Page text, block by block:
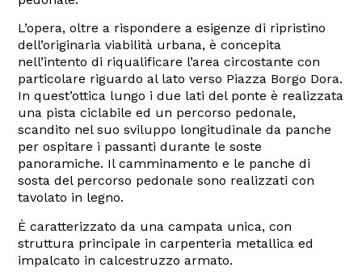
L’opera, oltre a rispondere a esigenze di ripristino
dell’originaria viabilità urbana, è concepita
nell’intento di riqualificare l’area circostante con
particolare riguardo al lato verso Piazza Borgo Dora.
In quest’ottica lungo i due lati del ponte è realizzata
una pista ciclabile ed un percorso pedonale,
scandito nel suo sviluppo longitudinale da panche
per ospitare i passanti durante le soste
panoramiche. Il camminamento e le panche di
sosta del percorso pedonale sono realizzati con
tavolato in legno.
È caratterizzato da una campata unica, con
struttura principale in carpenteria metallica ed
impalcato in calcestruzzo armato.